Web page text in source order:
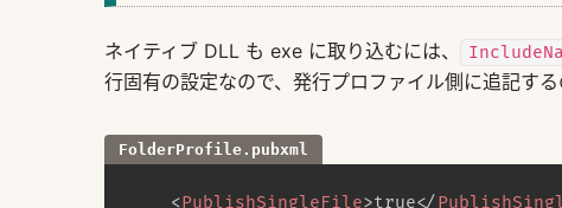
ネイティブ DLL も exe に取り込むには、
行固有の設定なので、発行プロファイル側に追記する
FolderProfile.pubxml
<PublishSingleFile>true</